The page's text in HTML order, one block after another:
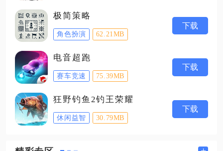
极简策略
角色扮演 62.21MB
下载
电音超跑
赛车竞速 75.39MB
下载
狂野钓鱼2钓王荣耀
休闲益智 30.79MB
下载